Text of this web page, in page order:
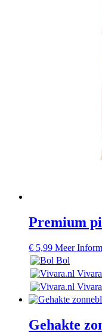
Premium
€ 5,99 Meer
Bol
Gehakte